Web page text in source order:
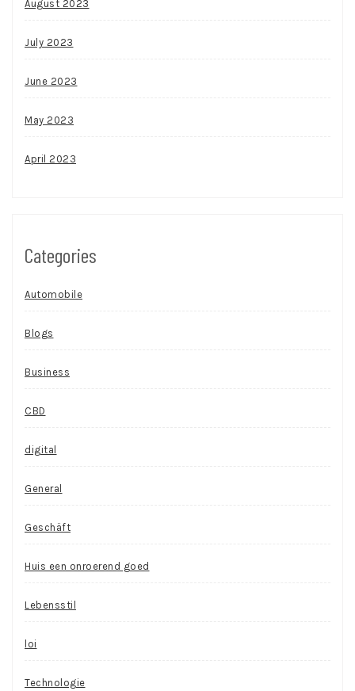
August 2023
July 2023
June 2023
May 2023
April 2023
Categories
Automobile
Blogs
Business
CBD
digital
General
Geschäft
Huis een onroerend goed
Lebensstil
loi
Technologie